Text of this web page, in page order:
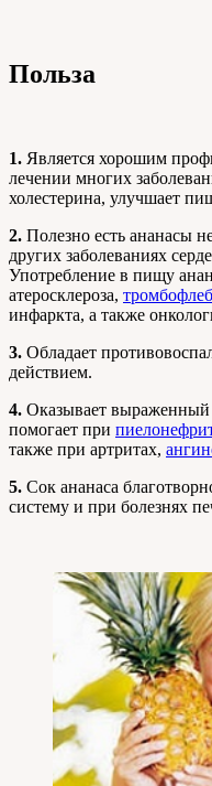
Польза
1. Является хорошим
лечении многих
холестерина, улучшает
2. Полезно есть ананасы
других заболеваниях
Употребление в пищу
атеросклероза,
инфаркта, а также
3. Обладает
действием.
4. Оказывает
помогает при
также при артритах,
5. Сок ананаса
систему и при болезнях